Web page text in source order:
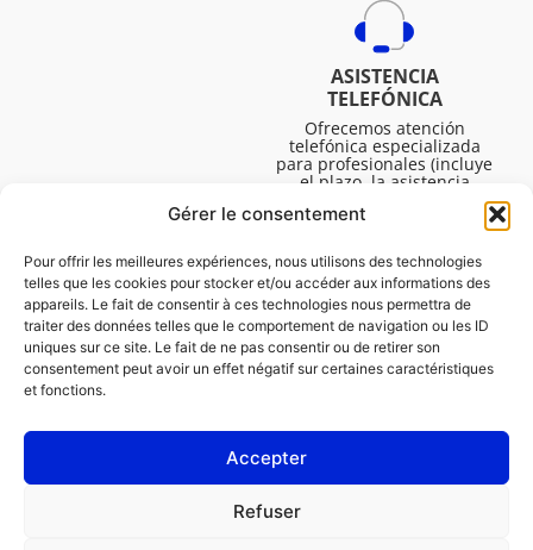
Gérer le consentement
Pour offrir les meilleures expériences, nous utilisons des technologies
telles que les cookies pour stocker et/ou accéder aux informations des
appareils. Le fait de consentir à ces technologies nous permettra de
traiter des données telles que le comportement de navigation ou les ID
uniques sur ce site. Le fait de ne pas consentir ou de retirer son
consentement peut avoir un effet négatif sur certaines caractéristiques
et fonctions.
Accepter
Refuser
ASISTENCIA
TELEFÓNICA
Ofrecemos atención
telefónica especializada
para profesionales (incluye
el plazo, la asistencia
técnica, etc.). El horario es
de lunes a viernes de 08:30